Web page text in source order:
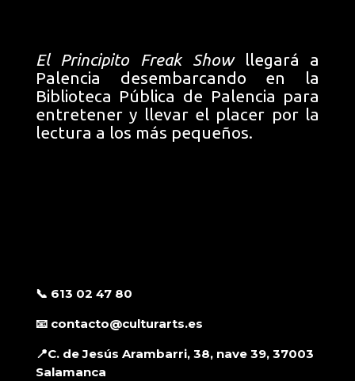
El Principito Freak Showllegará a
Palencia desembarcando en la
Biblioteca Pública de Palencia para
entretener y llevar el placer por la
lectura a los más pequeños.
📞 613 02 47 80
📧 contacto@culturarts.es
📍C. de Jesús Arambarri, 38, nave 39, 37003
Salamanca